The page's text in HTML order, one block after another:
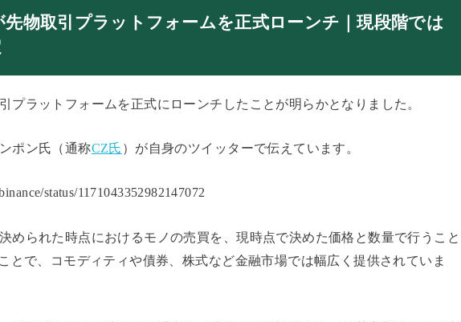
物取引プラットフォームを正式ローンチ｜現段階では
プラットフォームを正式にローンチしたことが明らかとなりました。
ポン氏（通称CZ氏 ）が自身のツイッターで伝えています。
status/1171043352982147072
められた時点におけるモノの売買を、現時点で決めた価格と数量で行うこと
とで、コモディティや債券、株式など金融市場では幅広く提供されていま